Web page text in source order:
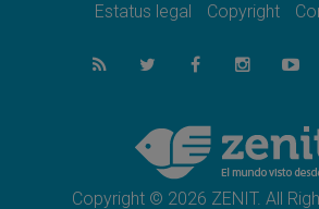
crisis olvidada
Bokalic: "En Argentina el
el compromiso del
La matanza de niños en
muertos en 300 días
Estatus legal
Copyright
Copyright © 2026 ZENIT. All